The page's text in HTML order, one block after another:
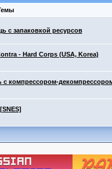
с запаковкой ресурсов
- Hard Corps (USA, Korea)
с компрессором-